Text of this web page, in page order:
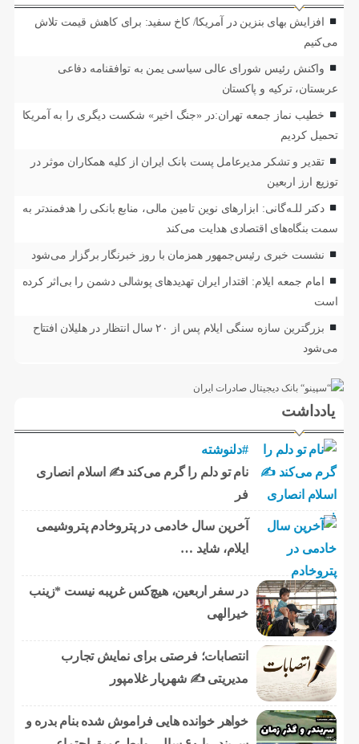
افزایش بهای بنزین در آمریکا/ کاخ سفید: برای کاهش قیمت تلاش
می‌کنیم
واکنش رئیس شورای عالی سیاسی یمن به توافقنامه دفاعی
عربستان، ترکیه و پاکستان
خطیب نماز جمعه تهران:در «جنگ اخیر» شکست دیگری را به آمریکا
تحمیل کردیم
تقدیر و تشکر مدیرعامل پست بانک ایران از کلیه همکاران موثر در
توزیع ارز اربعین
دکتر للـه‌گانی: ابزارهای نوین تامین مالی، منابع بانکی را هدفمندتر به
سمت بنگاه‌های اقتصادی هدایت می‌کند
نشست خبری رئیس‌جمهور همزمان با روز خبرنگار برگزار می‌شود
امام جمعه ایلام: اقتدار ایران تهدیدهای پوشالی دشمن را بی‌اثر کرده
است
بزرگترین سازه سنگی ایلام پس از ۲۰ سال انتظار در هلیلان افتتاح
می‌شود
یادداشت
#دلنوشته
نام تو دلم را گرم می‌کند ✍️ اسلام انصاری
فر
آخرین سال خادمی در پتروخادم پتروشیمی
ایلام، شاید …
در سفر اربعین، هیچ‌کس غریبه نیست *زینب
خیرالهی
انتصابات؛ فرصتی برای نمایش تجارب
مدیریتی ✍ شهریار غلامپور
خواهر خوانده هایی فراموش شده بنام بدره و